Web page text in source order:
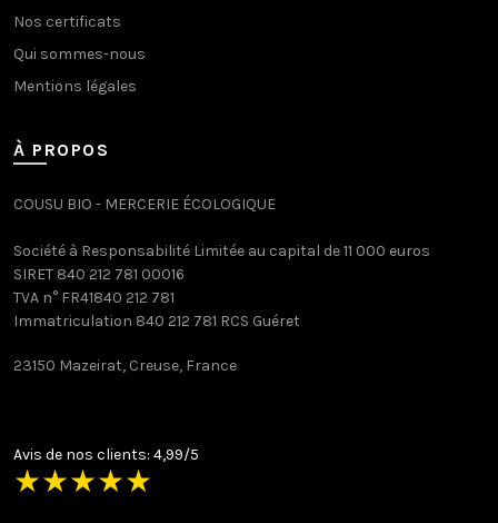
Nos certificats
Qui sommes-nous
Mentions légales
À PROPOS
COUSU BIO - MERCERIE ÉCOLOGIQUE
Société à Responsabilité Limitée au capital de 11 000 euros
SIRET 840 212 781 00016
TVA n° FR41840 212 781
Immatriculation 840 212 781 RCS Guéret
23150 Mazeirat, Creuse, France
Avis de nos clients: 4,99/5
★★★★★